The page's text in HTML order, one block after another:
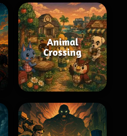
Animal
Crossing